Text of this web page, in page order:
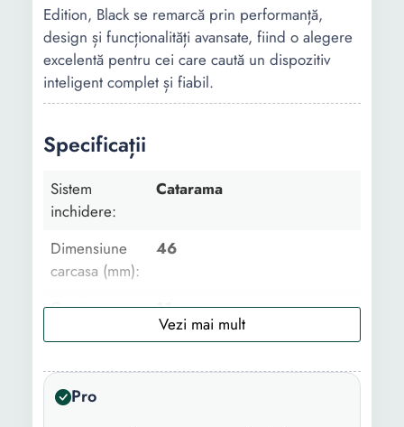
Edition, Black se remarcă prin performanță,
design și funcționalități avansate, fiind o alegere
excelentă pentru cei care caută un dispozitiv
inteligent complet și fiabil.
Specificații
Sistem
inchidere:
Catarama
Dimensiune
carcasa (mm):
46
Grosime
11 mm
Stil:
Casual Sport
Sistem de
Pro